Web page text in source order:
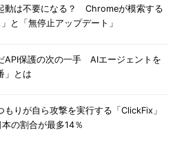
動は不要になる？ Chromeが模索する
と「無停止アップデート」
API保護の次の一手 AIエージェントを
」とは
もりが自ら攻撃を実行する「ClickFix」
の割合が最多14％